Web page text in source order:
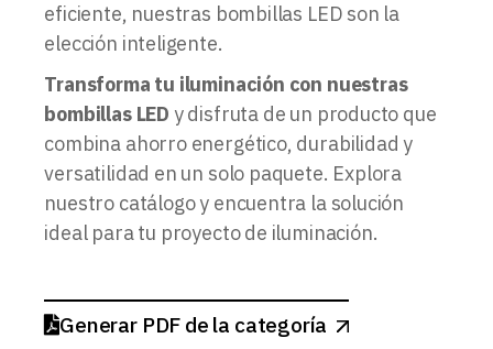
eficiente, nuestras bombillas LED son la
elección inteligente.
Transforma tu iluminación con nuestras
bombillas LED y disfruta de un producto que
combina ahorro energético, durabilidad y
versatilidad en un solo paquete. Explora
nuestro catálogo y encuentra la solución
ideal para tu proyecto de iluminación.
Generar PDF de la categoría